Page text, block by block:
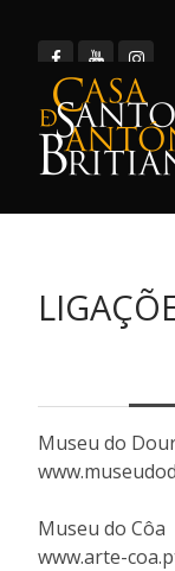
Museu do
Museu do Côa
www.arte-